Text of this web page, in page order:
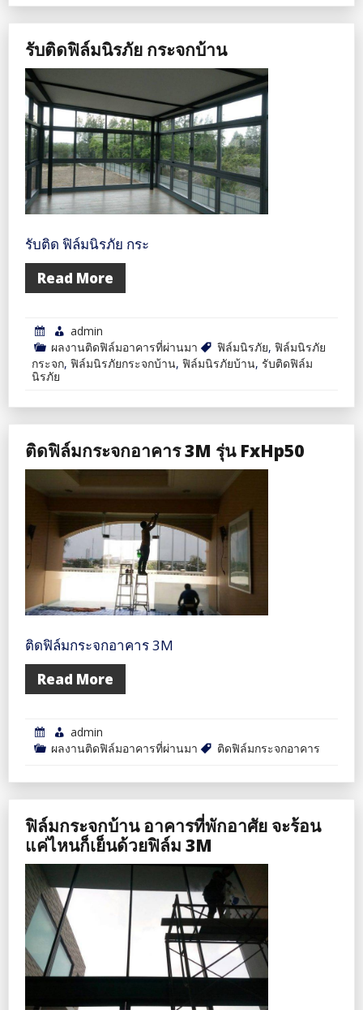
รับติดฟิล์มนิรภัย กระจกบ้าน
รับติด ฟิล์มนิรภัย กระ
Read More
admin
ผลงานติดฟิล์มอาคารที่ผ่านมา
ฟิล์มนิรภัย, ฟิล์มนิรภัย
กระจก, ฟิล์มนิรภัยกระจกบ้าน, ฟิล์มนิรภัยบ้าน, รับติดฟิล์ม
นิรภัย
ติดฟิล์มกระจกอาคาร 3M รุ่น FxHp50
ติดฟิล์มกระจกอาคาร 3M
Read More
admin
ผลงานติดฟิล์มอาคารที่ผ่านมา
ติดฟิล์มกระจกอาคาร
ฟิล์มกระจกบ้าน อาคารที่พักอาศัย จะร้อน
แค่ไหนก็เย็นด้วยฟิล์ม 3M